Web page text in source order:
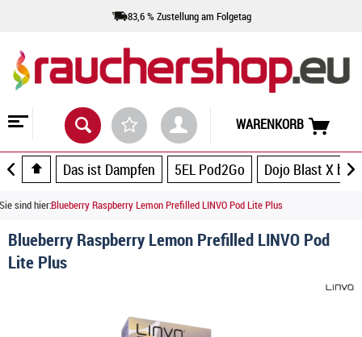
83,6 % Zustellung am Folgetag
WARENKORB
Das ist Dampfen 5EL Pod2Go Dojo Blast X by
Sie sind hier:Blueberry Raspberry Lemon Prefilled LINVO Pod Lite Plus
Blueberry Raspberry Lemon Prefilled LINVO Pod
Lite Plus